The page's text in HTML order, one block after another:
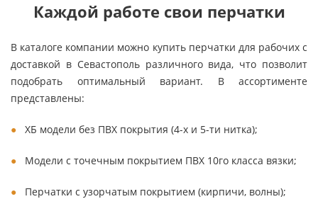
Каждой работе свои перчатки
В каталоге компании можно купить перчатки для рабочих с
доставкой в Севастополь различного вида, что позволит
подобрать оптимальный вариант. В ассортименте
представлены:
ХБ модели без ПВХ покрытия (4-х и 5-ти нитка);
Модели с точечным покрытием ПВХ 10го класса вязки;
Перчатки с узорчатым покрытием (кирпичи, волны);